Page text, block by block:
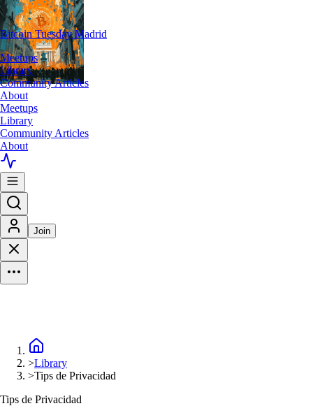
Bitcoin Tuesday Madrid
Meetups
Library
Community Articles
About
Meetups
Library
Community Articles
About
Join
>Library
>Tips de Privacidad
Tips de Privacidad